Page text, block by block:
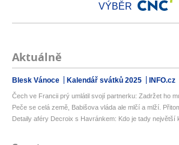
VÝBĚR
Aktuálně
Blesk Vánoce Kalendář svátků 2025 INFO.cz
Čech ve Francii prý umlátil svojí partnerku: Zadržet ho
Peče se celá země, Babišova vláda ale mlčí a mlží.
Detaily aféry Decroix s Havránkem: Kdo je tady největší